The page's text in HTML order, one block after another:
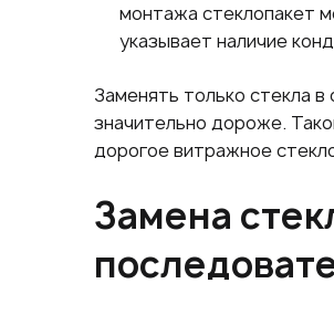
монтажа стеклопакет
указывает наличие
Заменять только стекла
значительно дороже.
дорогое витражное
Замена